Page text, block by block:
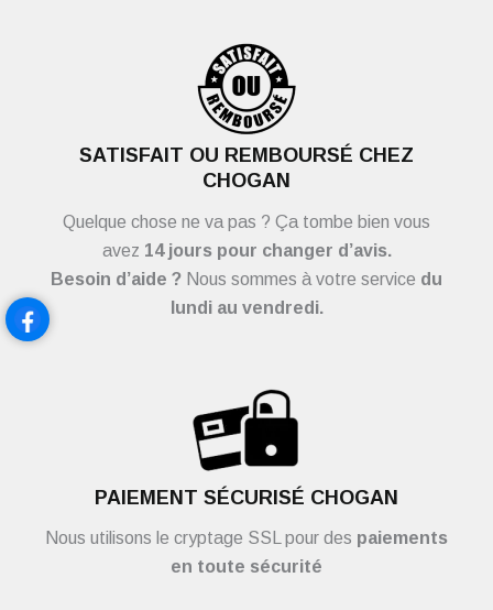
SATISFAIT OU REMBOURSÉ CHEZ
CHOGAN
Quelque chose ne va pas ? Ça tombe bien vous
avez 14 jours pour changer d’avis.
Besoin d’aide ? Nous sommes à votre service du
lundi au vendredi.
PAIEMENT SÉCURISÉ CHOGAN
Nous utilisons le cryptage SSL pour des paiements
en toute sécurité